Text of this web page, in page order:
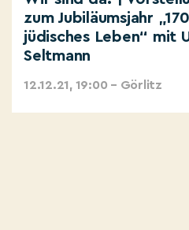
zum Jubiläumsjahr
jüdisches Leben“ mit
Seltmann
12.12.21, 19:00 – Görlitz